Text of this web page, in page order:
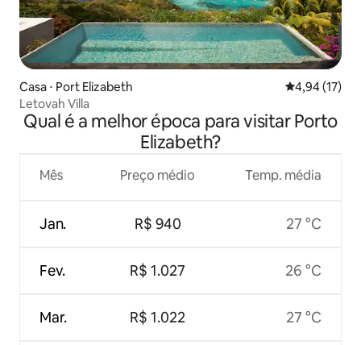
Casa ⋅ Port Elizabeth 4,94 de uma
4,94 (17)
Letovah Villa
Qual é a melhor época para visitar Porto
Elizabeth?
Mês
Jan.
Fev.
Mar.
Preço médio
R$ 940
R$ 1.027
R$ 1.022
Temp. média
27 °C
26 °C
27 °C